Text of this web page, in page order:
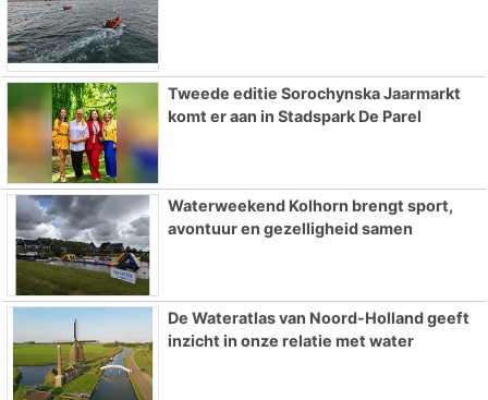
Tweede editie Sorochynska Jaarmarkt
komt er aan in Stadspark De Parel
Waterweekend Kolhorn brengt sport,
avontuur en gezelligheid samen
De Wateratlas van Noord-Holland geeft
inzicht in onze relatie met water